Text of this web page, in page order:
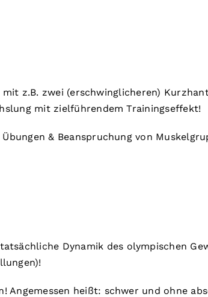
z.B. zwei (erschwinglicheren)
mit zielführendem Trainingseffekt!
& Beanspruchung von
Dynamik des olympischen
heißt: schwer und ohne